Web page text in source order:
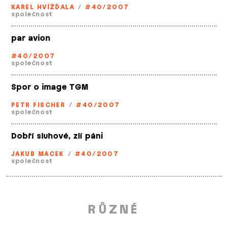
KAREL HVÍŽĎALA / #40/2007
společnost
par avion
#40/2007
společnost
Spor o image TGM
PETR FISCHER / #40/2007
společnost
Dobří sluhové, zlí páni
JAKUB MACEK / #40/2007
společnost
RŮZNÉ